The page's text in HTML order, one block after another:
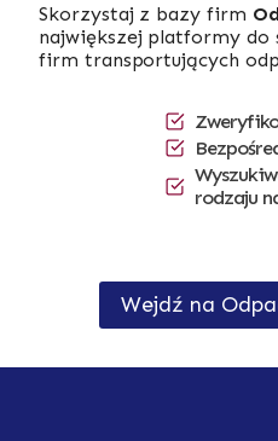
Skorzystaj z bazy firm
największej platformy do
firm transportujących
rodzaju
Wejdź na